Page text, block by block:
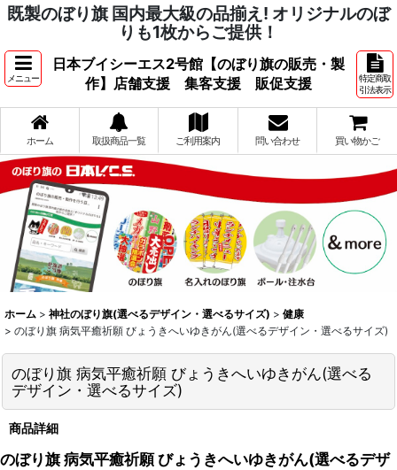
既製のぼり旗 国内最大級の品揃え! オリジナルのぼ
りも1枚からご提供！
メニュー
日本ブイシーエス2号館【のぼり旗の販売・製
作】店舗支援 集客支援 販促支援
特定商取
引法表示
ホーム 取扱商品一覧 ご利用案内 問い合わせ 買い物かご
ホーム > 神社のぼり旗(選べるデザイン・選べるサイズ) > 健康
> のぼり旗 病気平癒祈願 びょうきへいゆきがん(選べるデザイン・選べるサイズ)
のぼり旗 病気平癒祈願 びょうきへいゆきがん(選べる
デザイン・選べるサイズ)
商品詳細
のぼり旗 病気平癒祈願 びょうきへいゆきがん(選べるデザ